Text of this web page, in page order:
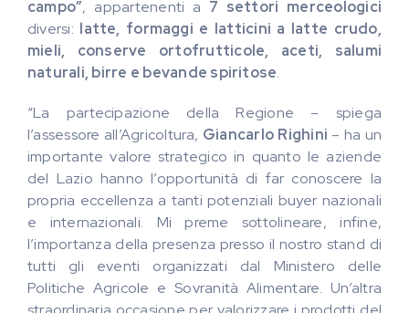
campo”, appartenenti a 7 settori merceologici
diversi: latte, formaggi e latticini a latte crudo,
mieli, conserve ortofrutticole, aceti, salumi
naturali, birre e bevande spiritose.
“La partecipazione della Regione – spiega
l’assessore all’Agricoltura, Giancarlo Righini – ha un
importante valore strategico in quanto le aziende
del Lazio hanno l’opportunità di far conoscere la
propria eccellenza a tanti potenziali buyer nazionali
e internazionali. Mi preme sottolineare, infine,
l’importanza della presenza presso il nostro stand di
tutti gli eventi organizzati dal Ministero delle
Politiche Agricole e Sovranità Alimentare. Un’altra